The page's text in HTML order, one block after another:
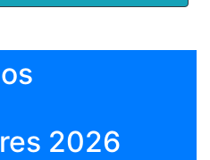
2026